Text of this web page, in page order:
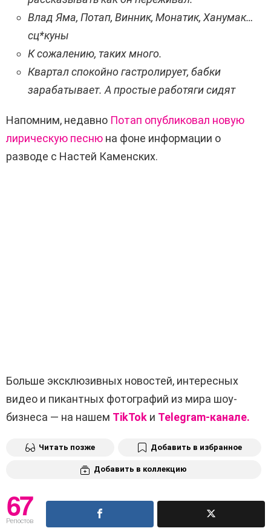
Влад Яма, Потап, Винник, Монатик, Ханумак…
сц*куны
К сожалению, таких много.
Квартал спокойно гастролирует, бабки
зарабатывает. А простые работяги сидят
Напомним, недавно Потап опубликовал новую
лирическую песню на фоне информации о
разводе с Настей Каменских.
Больше эксклюзивных новостей, интересных
видео и пикантных фотографий из мира шоу-
бизнеса — на нашем TikTok и Telegram-канале.
Читать позже Добавить в избранное
Добавить в коллекцию
67
Репостов